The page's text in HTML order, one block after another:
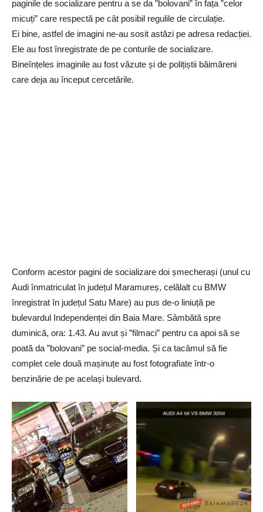
paginile de socializare pentru a se da ”bolovani” în fața ”celor
micuți” care respectă pe cât posibil regulile de circulație.
Ei bine, astfel de imagini ne-au sosit astăzi pe adresa redacției.
Ele au fost înregistrate de pe conturile de socializare.
Bineînțeles imaginile au fost văzute și de polițiștii băimăreni
care deja au început cercetările.
Conform acestor pagini de socializare doi șmecherași (unul cu
Audi înmatriculat în județul Maramureș, celălalt cu BMW
înregistrat în județul Satu Mare) au pus de-o liniuță pe
bulevardul Independenței din Baia Mare. Sâmbătă spre
duminică, ora: 1.43. Au avut și ”filmaci” pentru ca apoi să se
poată da ”bolovani” pe social-media. Și ca tacâmul să fie
complet cele două mașinuțe au fost fotografiate într-o
benzinărie de pe același bulevard.